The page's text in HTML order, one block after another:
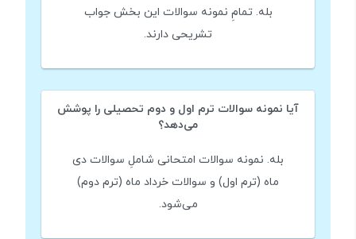
بله. تمامِ نمونه سوالات این بخش جواب
تشریحی دارند.
آیا نمونه سوالات ترم اول و دوم تحصیلی را پوشش
می‌دهد؟
بله. نمونه سوالات امتحانی شاملِ سوالات دی
ماه (ترم اول) و سوالات خرداد ماه (ترم دوم)
می‌شود.